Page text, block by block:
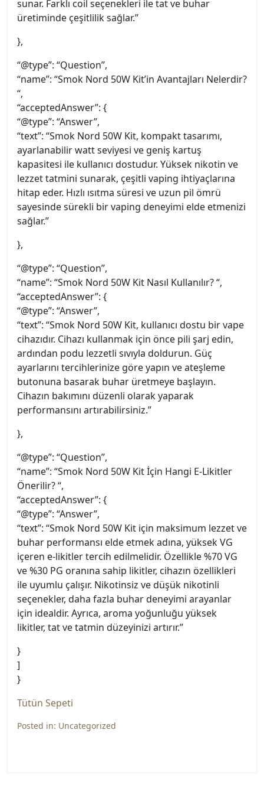
sunar. Farklı coil seçenekleri ile tat ve buhar
üretiminde çeşitlilik sağlar.”
},
“@type”: “Question”,
“name”: “Smok Nord 50W Kit’in Avantajları Nelerdir?
“,
“acceptedAnswer”: {
“@type”: “Answer”,
“text”: “Smok Nord 50W Kit, kompakt tasarımı,
ayarlanabilir watt seviyesi ve geniş kartuş
kapasitesi ile kullanıcı dostudur. Yüksek nikotin ve
lezzet tatmini sunarak, çeşitli vaping ihtiyaçlarına
hitap eder. Hızlı ısıtma süresi ve uzun pil ömrü
sayesinde sürekli bir vaping deneyimi elde etmenizi
sağlar.”
},
“@type”: “Question”,
“name”: “Smok Nord 50W Kit Nasıl Kullanılır? “,
“acceptedAnswer”: {
“@type”: “Answer”,
“text”: “Smok Nord 50W Kit, kullanıcı dostu bir vape
cihazıdır. Cihazı kullanmak için önce pili şarj edin,
ardından podu lezzetli sıvıyla doldurun. Güç
ayarlarını tercihlerinize göre yapın ve ateşleme
butonuna basarak buhar üretmeye başlayın.
Cihazın bakımını düzenli olarak yaparak
performansını artırabilirsiniz.”
},
“@type”: “Question”,
“name”: “Smok Nord 50W Kit İçin Hangi E-Likitler
Önerilir? “,
“acceptedAnswer”: {
“@type”: “Answer”,
“text”: “Smok Nord 50W Kit için maksimum lezzet ve
buhar performansı elde etmek adına, yüksek VG
içeren e-likitler tercih edilmelidir. Özellikle %70 VG
ve %30 PG oranına sahip likitler, cihazın özellikleri
ile uyumlu çalışır. Nikotinsiz ve düşük nikotinli
seçenekler, daha fazla buhar deneyimi arayanlar
için idealdir. Ayrıca, aroma yoğunluğu yüksek
likitler, tat ve tatmin düzeyinizi artırır.”
}
]
}
Tütün Sepeti
Posted in: Uncategorized